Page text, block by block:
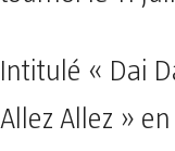
Intitulé « Dai
Allez Allez »